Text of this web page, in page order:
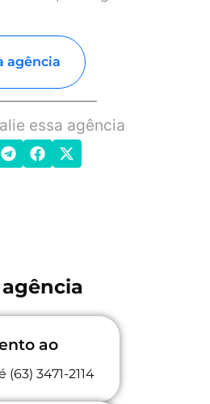
agência
essa agência
ao
3471-2114